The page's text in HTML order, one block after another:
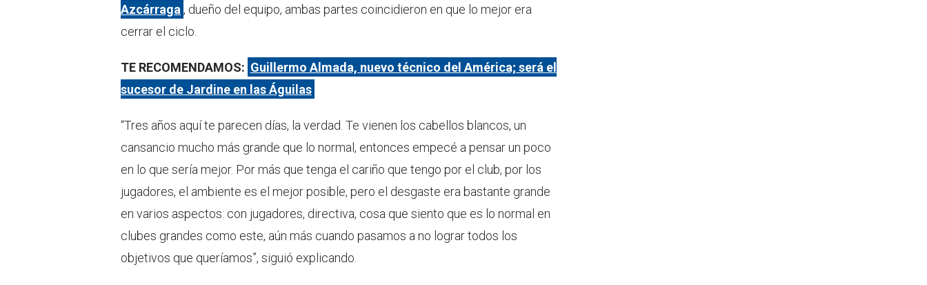
Azcárraga , dueño del equipo, ambas partes coincidieron en que lo mejor era
cerrar el ciclo.
TE RECOMENDAMOS: Guillermo Almada, nuevo técnico del América; será el
sucesor de Jardine en las Águilas
“Tres años aquí te parecen días, la verdad. Te vienen los cabellos blancos, un
cansancio mucho más grande que lo normal, entonces empecé a pensar un poco
en lo que sería mejor. Por más que tenga el cariño que tengo por el club, por los
jugadores, el ambiente es el mejor posible, pero el desgaste era bastante grande
en varios aspectos: con jugadores, directiva, cosa que siento que es lo normal en
clubes grandes como este, aún más cuando pasamos a no lograr todos los
objetivos que queríamos”, siguió explicando.